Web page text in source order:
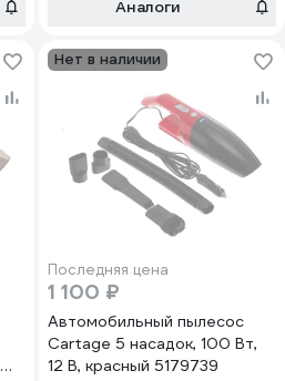
Аналоги
Нет в наличии
Последняя цена
1 100 ₽
Автомобильный пылесос
Cartage 5 насадок, 100 Вт,
12 В, красный 5179739